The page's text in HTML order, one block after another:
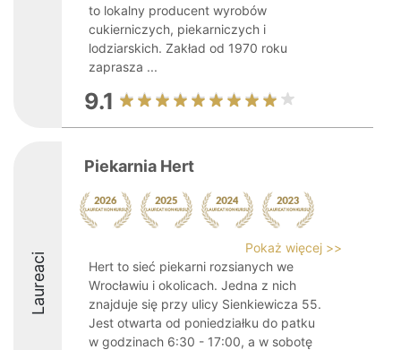
to lokalny producent wyrobów
cukierniczych, piekarniczych i
lodziarskich. Zakład od 1970 roku
zaprasza ...
9.1
Laureaci
Piekarnia Hert
Pokaż więcej >>
Hert to sieć piekarni rozsianych we
Wrocławiu i okolicach. Jedna z nich
znajduje się przy ulicy Sienkiewicza 55.
Jest otwarta od poniedziałku do patku
w godzinach 6:30 - 17:00, a w sobotę